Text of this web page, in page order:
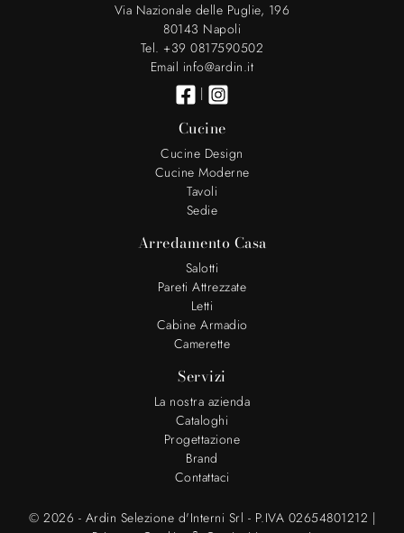
Via Nazionale delle Puglie, 196
80143 Napoli
Tel. +39 0817590502
Email info@ardin.it
|
Cucine
Cucine Design
Cucine Moderne
Tavoli
Sedie
Arredamento Casa
Salotti
Pareti Attrezzate
Letti
Cabine Armadio
Camerette
Servizi
La nostra azienda
Cataloghi
Progettazione
Brand
Contattaci
© 2026 - Ardin Selezione d'Interni Srl - P.IVA 02654801212 |